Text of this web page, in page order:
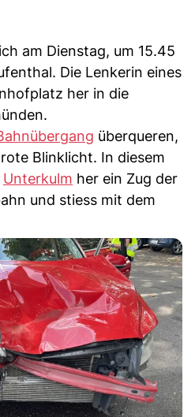
am Dienstag, um 15.45
Die Lenkerin eines
her in die
überqueren,
Blinklicht. In diesem
Unterkulm her ein Zug der
und stiess mit dem